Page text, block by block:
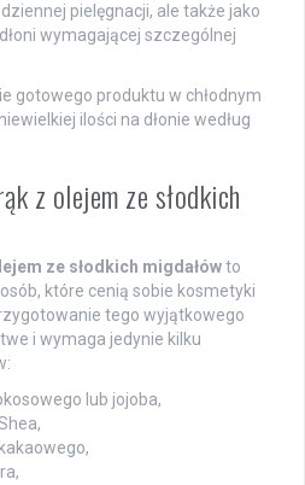
pielęgnacji, ale także jako
wymagającej szczególnej
gotowego produktu w chłodnym
ilości na dłonie według
z olejem ze słodkich
ze słodkich migdałówto
które cenią sobie kosmetyki
tego wyjątkowego
i wymaga jedynie kilku
lub jojoba,